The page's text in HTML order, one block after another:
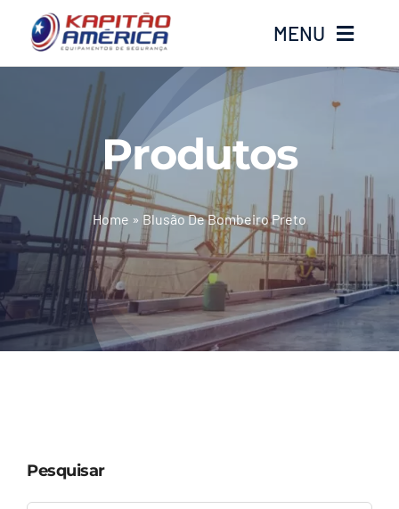
o
MENU
Produtos
Calçados
Luvas
Altura
Contato
Produtos
Home » Blusão De Bombeiro Preto
Pesquisar